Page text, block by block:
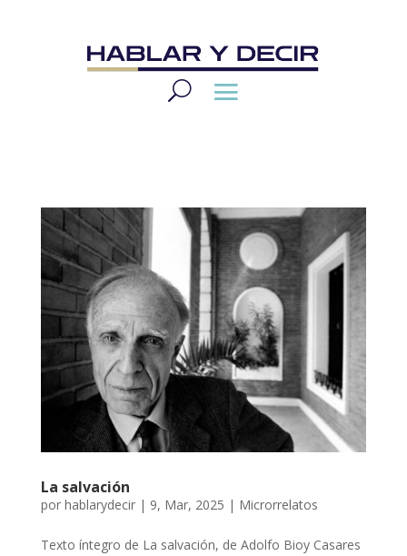
La salvación
por hablarydecir| 9, Mar, 2025 | Microrrelatos
Texto íntegro de La salvación, de Adolfo Bioy Casares